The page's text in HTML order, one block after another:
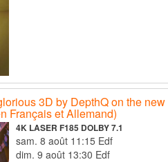
3D by DepthQ on the
Français et Allemand)
4K LASER F185 DOLBY 7.1
sam. 8 août 11:15 Edf
dim. 9 août 13:30 Edf